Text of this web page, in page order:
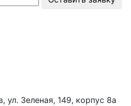
ул. Зеленая, 149, корпус 8а